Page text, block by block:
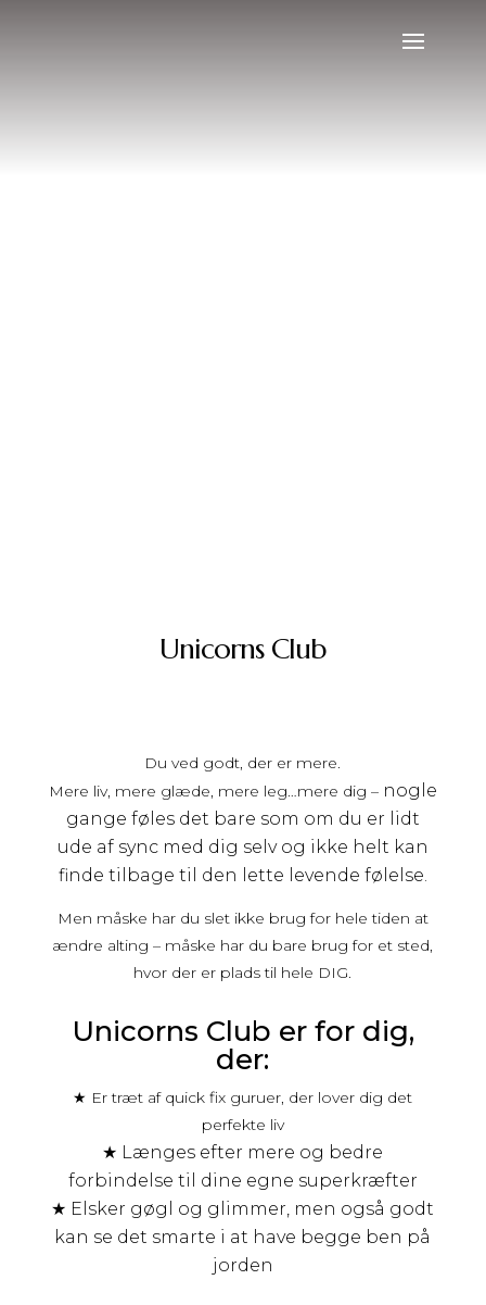
Unicorns Club
Du ved godt, der er mere.
Mere liv, mere glæde, mere leg…mere dig – nogle
gange føles det bare som om du er lidt
ude af sync med dig selv og ikke helt kan
finde tilbage til den lette levende følelse.
Men måske har du slet ikke brug for hele tiden at
ændre alting – måske har du bare brug for et sted,
hvor der er plads til hele DIG.
Unicorns Club er for dig,
der:
★ Er træt afquick fix guruer, der lover dig det
perfekte liv
★ Længes efter mere og bedre
forbindelse til dine egne superkræfter
★ Elsker gøgl og glimmer, men også godt
kan se det smarte i at have begge ben på
jorden